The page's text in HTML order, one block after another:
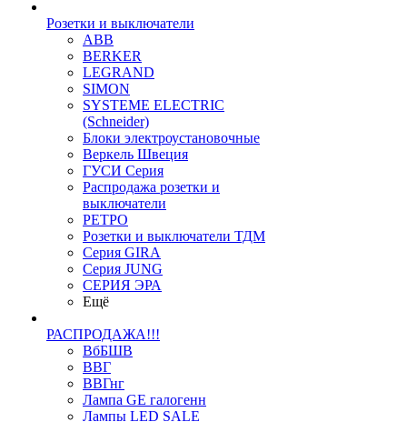
Розетки и выключатели
ABB
BERKER
LEGRAND
SIMON
SYSTEME ELECTRIC
(Schneider)
Блоки электроустановочные
Веркель Швеция
ГУСИ Серия
Распродажа розетки и
выключатели
РЕТРО
Розетки и выключатели ТДМ
Серия GIRA
Серия JUNG
СЕРИЯ ЭРА
Ещё
РАСПРОДАЖА!!!
ВбБШВ
ВВГ
ВВГнг
Лампа GE галогенн
Лампы LED SALE